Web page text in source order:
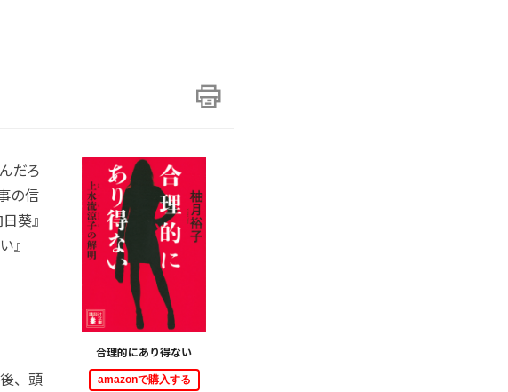
合理的にあり得ない
amazonで購入する
だろ
の信
葵』
』
、頭